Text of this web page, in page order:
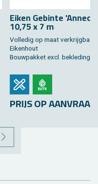
Eiken Ge­bin­te
10,75 x 7 m
Vol­le­dig op maat ver­krijg­baar
Ei­ken­hout
Bouw­pak­ket excl. be­kle­ding
PRIJS OP AAN­VRAAG
VOLGENDE